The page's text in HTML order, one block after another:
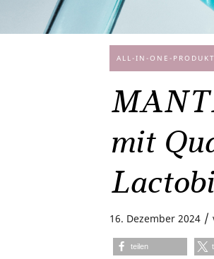
ALL-IN-ONE-PRODUKT
mit
16. Dezember 2024 /
teilen